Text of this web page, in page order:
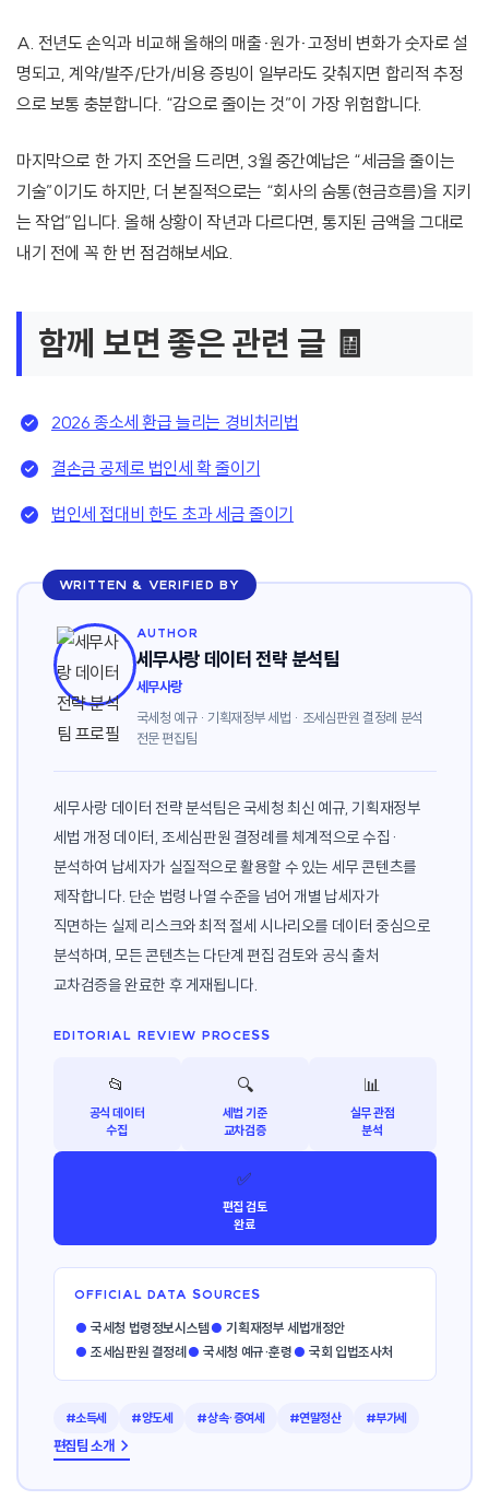
A. 전년도 손익과 비교해 올해의 매출·원가·고정비 변화가 숫자로 설
명되고, 계약/발주/단가/비용 증빙이 일부라도 갖춰지면 합리적 추정
으로 보통 충분합니다. “감으로 줄이는 것”이 가장 위험합니다.
마지막으로 한 가지 조언을 드리면, 3월 중간예납은 “세금을 줄이는
기술”이기도 하지만, 더 본질적으로는 “회사의 숨통(현금흐름)을 지키
는 작업”입니다. 올해 상황이 작년과 다르다면, 통지된 금액을 그대로
내기 전에 꼭 한 번 점검해보세요.
함께 보면 좋은 관련 글 🧾
2026 종소세 환급 늘리는 경비처리법
결손금 공제로 법인세 확 줄이기
법인세 접대비 한도 초과 세금 줄이기
WRITTEN & VERIFIED BY
AUTHOR
세무사랑 데이터 전략 분석팀
세무사랑
국세청 예규 · 기획재정부 세법 · 조세심판원 결정례 분석
전문 편집팀
세무사랑 데이터 전략 분석팀은 국세청 최신 예규, 기획재정부
세법 개정 데이터, 조세심판원 결정례를 체계적으로 수집·
분석하여 납세자가 실질적으로 활용할 수 있는 세무 콘텐츠를
제작합니다. 단순 법령 나열 수준을 넘어 개별 납세자가
직면하는 실제 리스크와 최적 절세 시나리오를 데이터 중심으로
분석하며, 모든 콘텐츠는 다단계 편집 검토와 공식 출처
교차검증을 완료한 후 게재됩니다.
EDITORIAL REVIEW PROCESS
📂
공식 데이터
수집
🔍
세법 기준
교차검증
📊
실무 관점
분석
✅
편집 검토
완료
OFFICIAL DATA SOURCES
● 국세청 법령정보시스템● 기획재정부 세법개정안
● 조세심판원 결정례 ● 국세청 예규·훈령● 국회 입법조사처
#소득세 #양도세 #상속·증여세 #연말정산 #부가세
편집팀 소개 →